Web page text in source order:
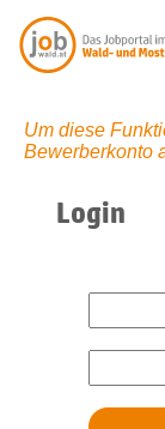
Um diese
Bewerberkonto
Login